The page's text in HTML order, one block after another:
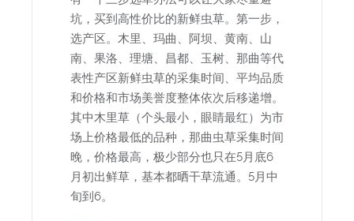
坑，买到高性价比的新鲜虫草。第一步，
选产区。木里、玛曲、阿坝、黄南、山
南、果洛、理塘、昌都、玉树、那曲等代
表性产区新鲜虫草的采集时间、平均品质
和价格和市场美誉度整体依次后移递增。
其中木里草（个头最小，眼睛最红）为市
场上价格最低的品种，那曲虫草采集时间
晚，价格最高，极少部分也只在5月底6
月初出鲜草，基本都晒干草流通。5月中
旬到6。